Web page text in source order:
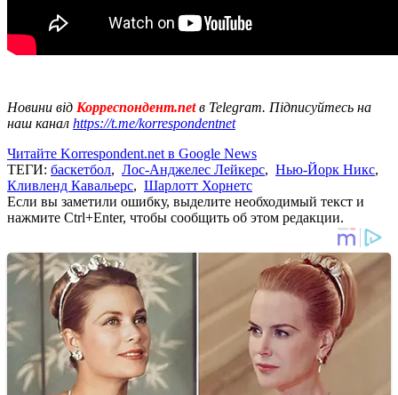
Новини від Корреспондент.netв Telegram. Підписуйтесь на
наш канал https://t.me/korrespondentnet
Читайте Korrespondent.net в Google News
ТЕГИ: баскетбол, Лос-Анджелес Лейкерс, Нью-Йорк Никс,
Кливленд Кавальерс, Шарлотт Хорнетс
Если вы заметили ошибку, выделите необходимый текст и
нажмите Ctrl+Enter, чтобы сообщить об этом редакции.